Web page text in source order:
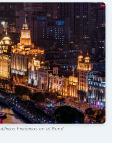
históricos en el Bund